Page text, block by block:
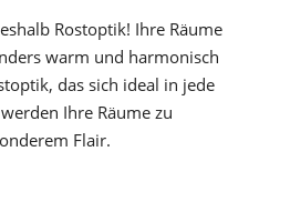
Rostoptik! Ihre Räume
warm und harmonisch
das sich ideal in jede
Ihre Räume zu
Flair.